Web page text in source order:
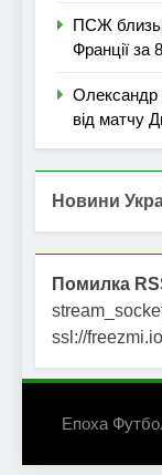
ПСЖ
Франції за
Олександр
від матчу
Новини
Помилка
ssl://
Епоха